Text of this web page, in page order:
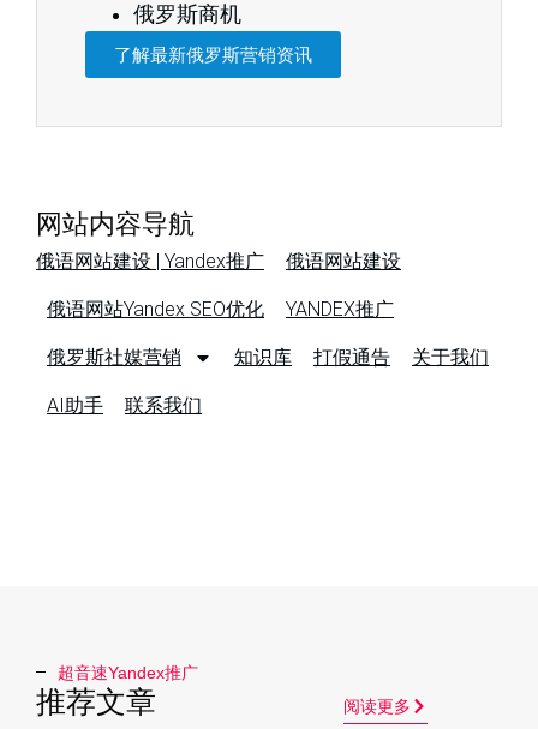
俄罗斯商机
了解最新俄罗斯营销资讯
网站内容导航
俄语网站建设 | Yandex推广 俄语网站建设
俄语网站Yandex SEO优化 YANDEX推广
俄罗斯社媒营销 知识库 打假通告 关于我们
AI助手 联系我们
超音速Yandex推广​
推荐文章 阅读更多